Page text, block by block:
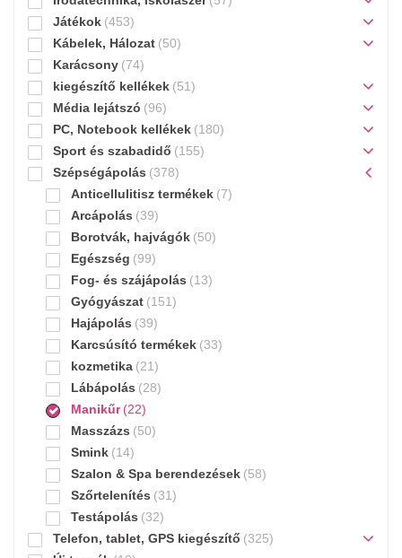
Játékok (453)
Kábelek, Hálozat (50)
Karácsony (74)
kiegészítő kellékek (51)
Média lejátszó (96)
PC, Notebook kellékek (180)
Sport és szabadidő (155)
Szépségápolás (378)
Anticellulitisz termékek (7)
Arcápolás (39)
Borotvák, hajvágók (50)
Egészség (99)
Fog- és szájápolás (13)
Gyógyászat (151)
Hajápolás (39)
Karcsúsító termékek (33)
kozmetika (21)
Lábápolás (28)
Manikűr (22)
Masszázs (50)
Smink (14)
Szalon & Spa berendezések (58)
Szőrtelenítés (31)
Testápolás (32)
Telefon, tablet, GPS kiegészítő (325)